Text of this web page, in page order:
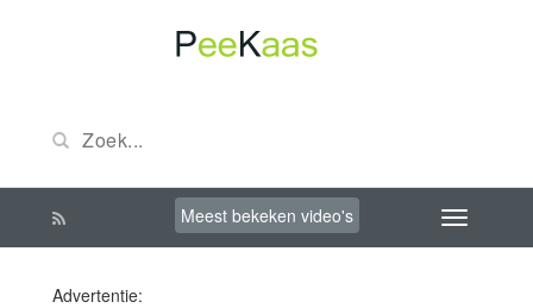
Meest bekeken video's
Advertentie: